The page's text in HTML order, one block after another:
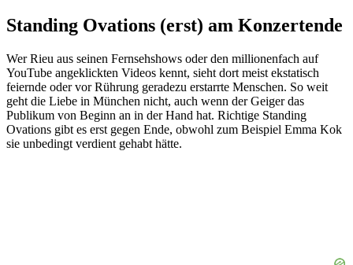
Standing Ovations (erst) am Konzertende
Wer Rieu aus seinen Fernsehshows oder den millionenfach auf
YouTube angeklickten Videos kennt, sieht dort meist ekstatisch
feiernde oder vor Rührung geradezu erstarrte Menschen. So weit
geht die Liebe in München nicht, auch wenn der Geiger das
Publikum von Beginn an in der Hand hat. Richtige Standing
Ovations gibt es erst gegen Ende, obwohl zum Beispiel Emma Kok
sie unbedingt verdient gehabt hätte.